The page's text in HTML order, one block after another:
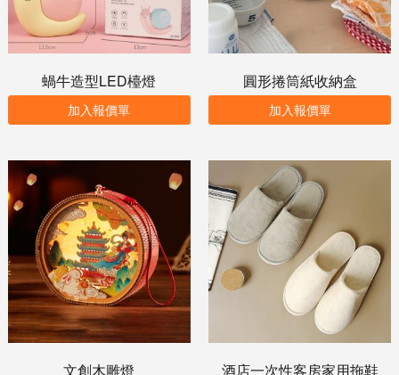
蝸牛造型LED檯燈
加入報價單
圓形捲筒紙收納盒
加入報價單
文創木雕燈 酒店一次性客房家用拖鞋